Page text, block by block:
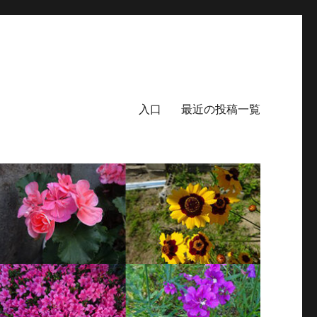
入口 最近の投稿一覧